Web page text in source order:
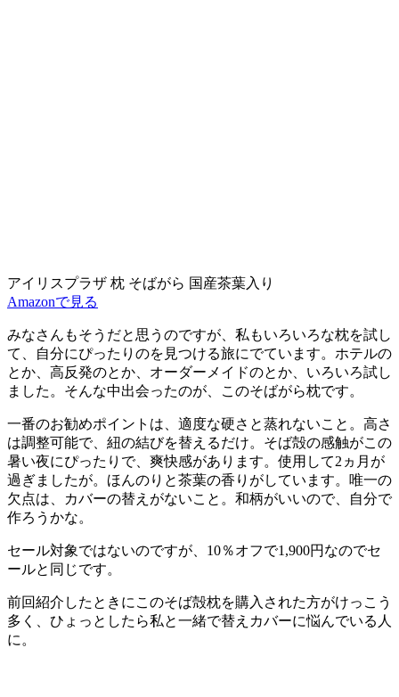
アイリスプラザ 枕 そばがら 国産茶葉入り
Amazonで見る
みなさんもそうだと思うのですが、私もいろいろな枕を試し
て、自分にぴったりのを見つける旅にでています。ホテルの
とか、高反発のとか、オーダーメイドのとか、いろいろ試し
ました。そんな中出会ったのが、このそばがら枕です。
一番のお勧めポイントは、 適度な硬さと蒸れないこと。高さ
は調整可能で、紐の結びを替えるだけ。そば殻の感触がこの
暑い夜にぴったりで、爽快感があります。使用して2ヵ月が
過ぎましたが。ほんのりと茶葉の香りがしています。唯一の
欠点は、カバーの替えがないこと。和柄がいいので、自分で
作ろうかな。
セール対象ではないのですが、10％オフで1,900円なのでセ
ールと同じです。
前回紹介したときにこのそば殻枕を購入された方がけっこう
多く、ひょっとしたら私と一緒で替えカバーに悩んでいる人
に。